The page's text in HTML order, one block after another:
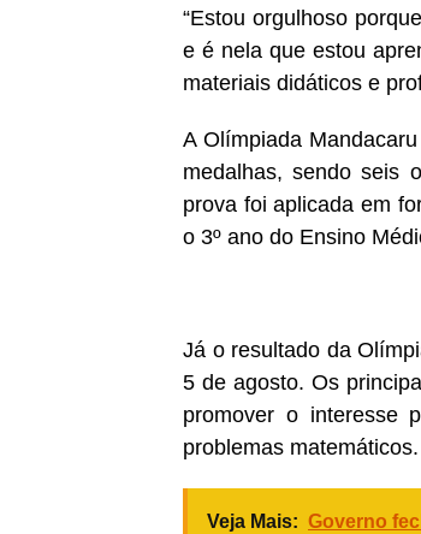
“Estou orgulhoso
e é nela que estou
materiais didáticos e
A Olímpiada
medalhas, sendo seis
prova foi aplicada em
o 3º ano do Ensino
Já o resultado da
5 de agosto. Os
promover o interesse
problemas matemáticos.
Veja Mais: Governo